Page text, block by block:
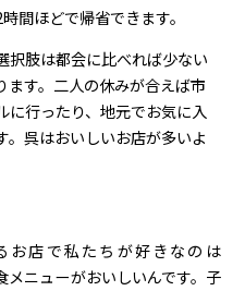
間ほどで帰省できます。
択肢は都会に比べれば少ない
ます。二人の休みが合えば市
に行ったり、地元でお気に入
。呉はおいしいお店が多いよ
お店で私たちが好きなのは
ニューがおいしいんです。子